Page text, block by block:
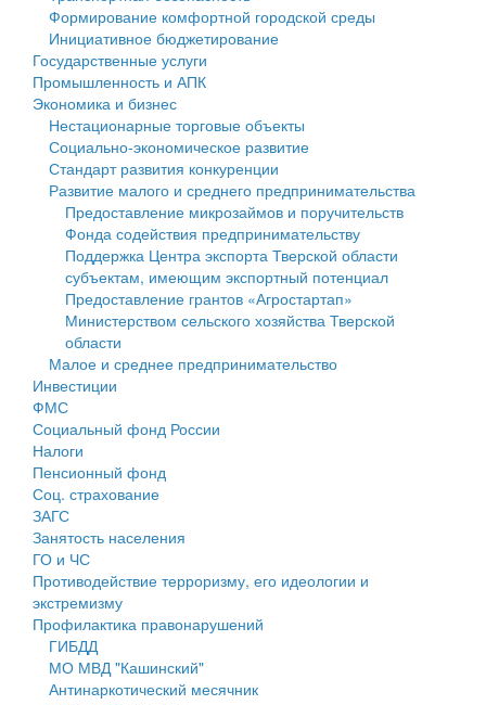
Государственные услуги
Промышленность и АПК
Экономика и бизнес
Символика
Устав
Гостям округа
Туризм
Культура
Образование
Здравоохранение
Социальная защита
Фотоальбом
муниципального округа Тверской области
Администрация Кашинского муниципального округа
Тверской области
Управление сельскими территориями
Открытые данные
Работа с обращениями граждан
Муниципальный контроль
Муниципальные услуги
Проекты административных регламентов
Антимонопольный комплаенс
Противодействие коррупции
Финансовое управление
Бюджет для граждан
Имущество
Выявление правообладателей ранее учтенных
объектов недвижимости
Имущественная поддержка субъектов малого и
среднего предпринимательства
Информационная поддержка субъектов малого и
среднего предпринимательства
Муниципальные программы
Контрольно-счетная палата
Персональные данные
Оценка регулирующего воздействия
Деятельность МУ
Нормативы градостроительного проектирования
Правила землепользования и застройки
Формирование комфортной городской среды
Инициативное бюджетирование
Государственные услуги
Промышленность и АПК
Экономика и бизнес
Нестационарные торговые объекты
Социально-экономическое развитие
Стандарт развития конкуренции
Развитие малого и среднего предпринимательства
Предоставление микрозаймов и поручительств
Фонда содействия предпринимательству
Поддержка Центра экспорта Тверской области
субъектам, имеющим экспортный потенциал
Предоставление грантов «Агростартап»
Министерством сельского хозяйства Тверской
области
Малое и среднее предпринимательство
Инвестиции
ФМС
Социальный фонд России
Налоги
Пенсионный фонд
Соц. страхование
ЗАГС
Занятость населения
ГО и ЧС
Противодействие терроризму, его идеологии и
экстремизму
Профилактика правонарушений
ГИБДД
МО МВД "Кашинский"
Антинаркотический месячник